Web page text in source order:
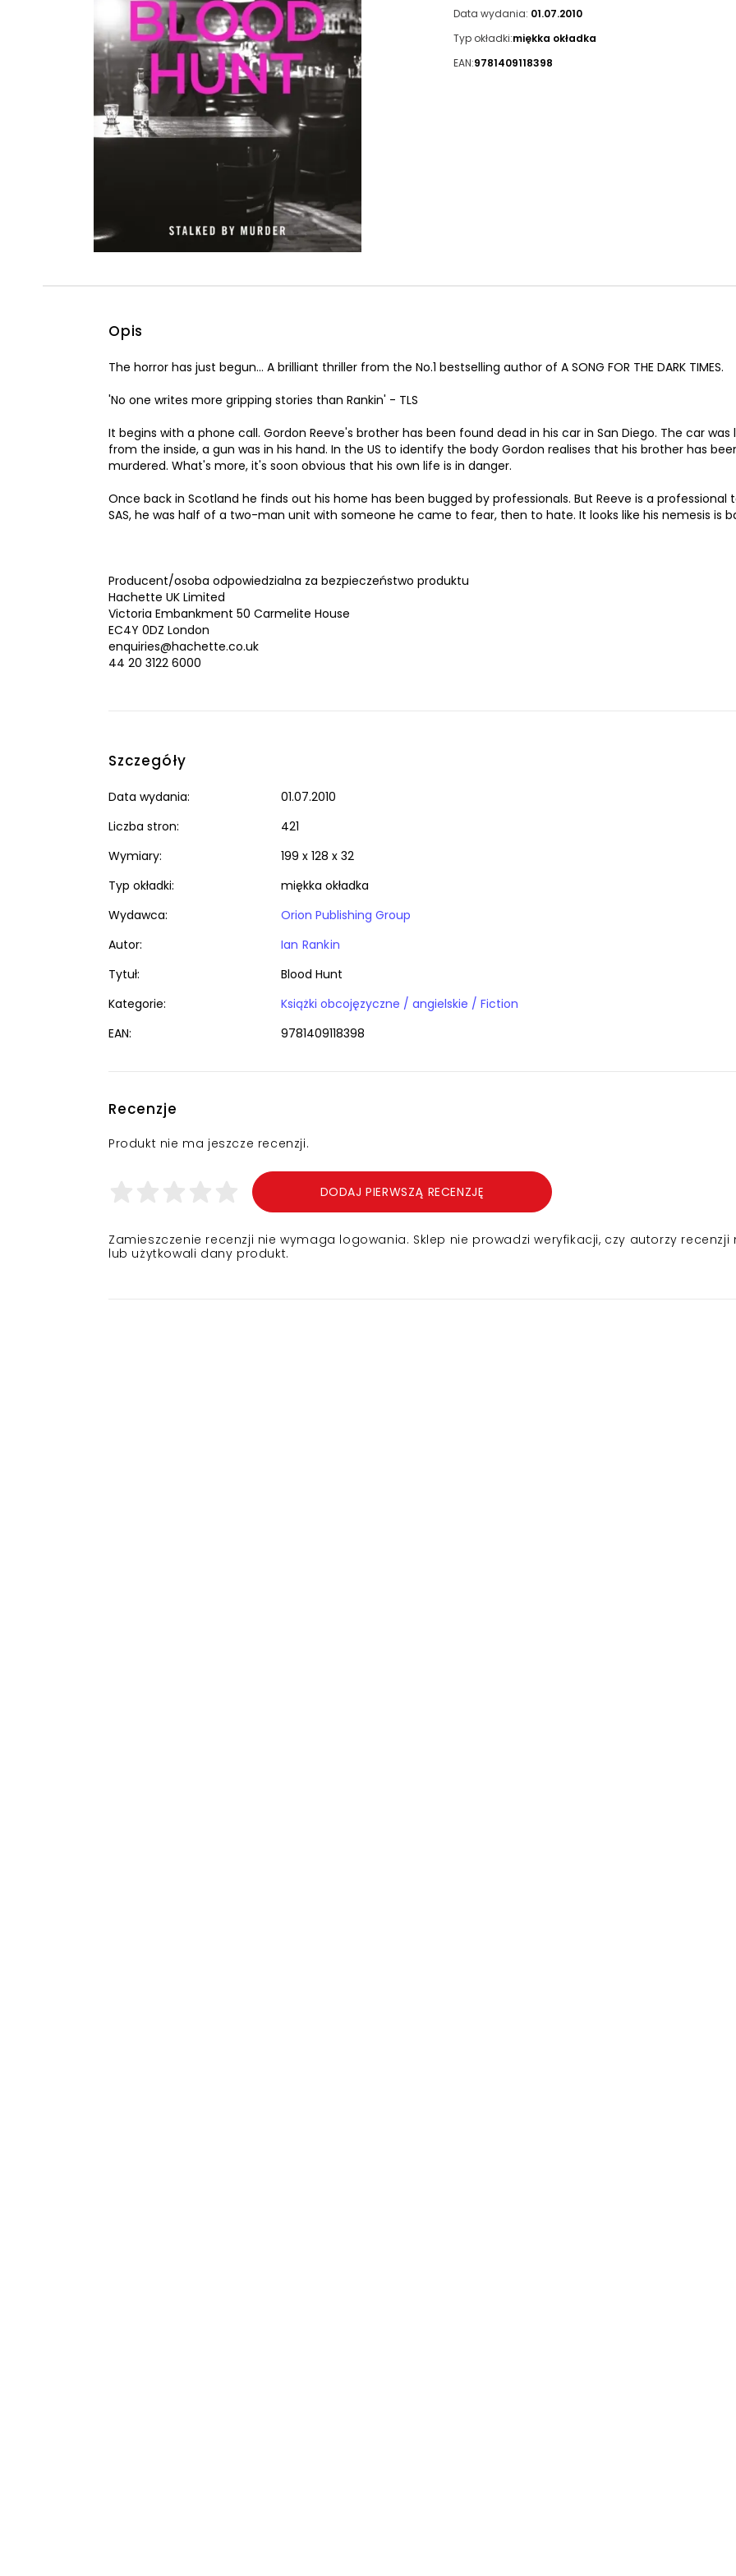
Data wydania: 01.07.2010
Typ okładki:miękka okładka
EAN:9781409118398
Opis
The horror has just begun... A brilliant thriller from the No.1 bestselling author of A SONG FOR THE DARK TIMES.
'No one writes more gripping stories than Rankin' - TLS
It begins with a phone call. Gordon Reeve's brother has been found dead in his car in San Diego. The car was
from the inside, a gun was in his hand. In the US to identify the body Gordon realises that his brother has
murdered. What's more, it's soon obvious that his own life is in danger.
Once back in Scotland he finds out his home has been bugged by professionals. But Reeve is a professional
SAS, he was half of a two-man unit with someone he came to fear, then to hate. It looks like his nemesis is
Producent/osoba odpowiedzialna za bezpieczeństwo produktu
Hachette UK Limited
Victoria Embankment 50 Carmelite House
EC4Y 0DZ London
enquiries@hachette.co.uk
44 20 3122 6000
Szczegóły
Data wydania:
01.07.2010
Liczba stron:
421
Wymiary:
199 x 128 x 32
Typ okładki:
miękka okładka
Wydawca:
Orion Publishing Group
Autor:
Ian Rankin
Tytuł:
Blood Hunt
Kategorie:
Książki obcojęzyczne / angielskie / Fiction
EAN:
9781409118398
Recenzje
Produkt nie ma jeszcze recenzji.
DODAJ PIERWSZĄ RECENZJĘ
Zamieszczenie recenzji nie wymaga logowania. Sklep nie prowadzi weryfikacji, czy autorzy recenzji
lub użytkowali dany produkt.
Pomoc w czytaniu
Podkreślenie linków